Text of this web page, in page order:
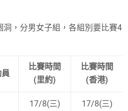
，分男女子組，各組別要比賽4
比賽時間
(里約)
比賽時間
(香港)
17/8(三)
17/8(三)